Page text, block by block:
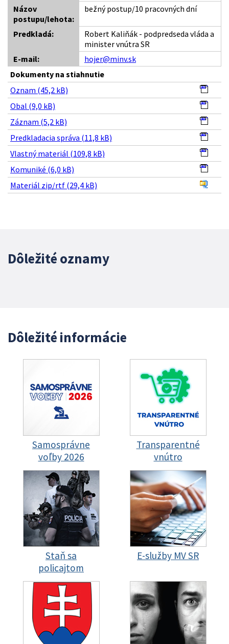
Názov
postupu/lehota:
bežný postup/10 pracovných dní
Predkladá:
Robert Kaliňák - podpredseda vláda a
minister vnútra SR
E-mail:
hojer@minv.sk
Dokumenty na stiahnutie
Oznam (45,2 kB)
Obal (9,0 kB)
Záznam (5,2 kB)
Predkladacia správa (11,8 kB)
Vlastný materiál (109,8 kB)
Komuniké (6,0 kB)
Materiál zip/rtf (29,4 kB)
Dôležité oznamy
Dôležité informácie
Samosprávne
voľby 2026
Transparentné
vnútro
Staň sa
policajtom
E-služby MV SR